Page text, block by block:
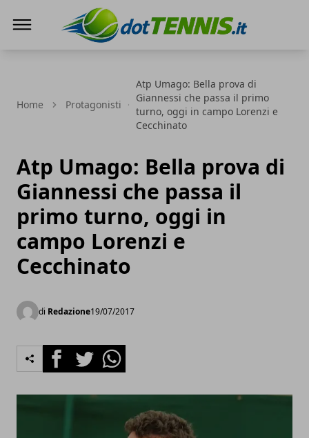
Home Protagonisti
Atp Umago: Bella prova di
Giannessi che passa il primo
turno, oggi in campo Lorenzi e
Cecchinato
Atp Umago: Bella prova di
Giannessi che passa il
primo turno, oggi in
campo Lorenzi e
Cecchinato
di Redazione19/07/2017
FacebookTwitterWhatsapp